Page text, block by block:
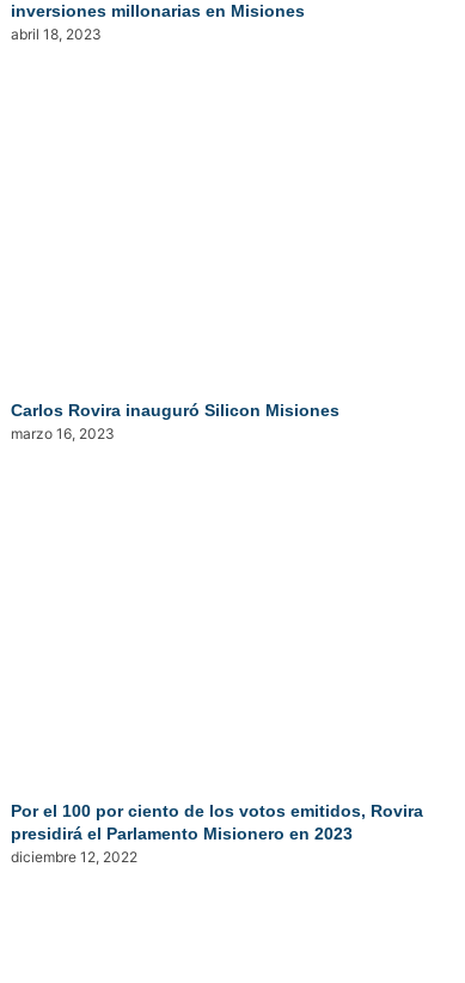
inversiones millonarias en Misiones
abril 18, 2023
Carlos Rovira inauguró Silicon Misiones
marzo 16, 2023
Por el 100 por ciento de los votos emitidos, Rovira
presidirá el Parlamento Misionero en 2023
diciembre 12, 2022